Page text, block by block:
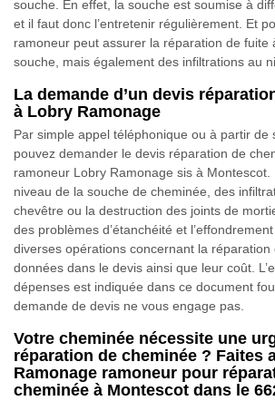
souche. En effet, la souche est soumise à
et il faut donc l’entretenir régulièrement. Et
ramoneur peut assurer la réparation de fuite
souche, mais également des infiltrations au
La demande d’un devis
à Lobry Ramonage
Par simple appel téléphonique ou à partir de
pouvez demander le devis réparation de
ramoneur Lobry Ramonage sis à Montescot.
niveau de la souche de cheminée, des
chevêtre ou la destruction des joints de
des problèmes d’étanchéité et
diverses opérations concernant la réparation
données dans le devis ainsi que leur coût.
dépenses est indiquée dans ce document
demande de devis ne vous engage pas.
Votre cheminée nécessite une
réparation de cheminée ? Faites
Ramonage ramoneur pour
cheminée à Montescot dans le